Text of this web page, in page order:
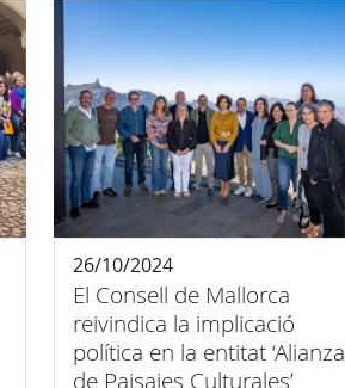
El Consell de Mallorca
reivindica la implicació
política en la entitat ‘Alianza
de Paisajes Culturales’
26/10/2024